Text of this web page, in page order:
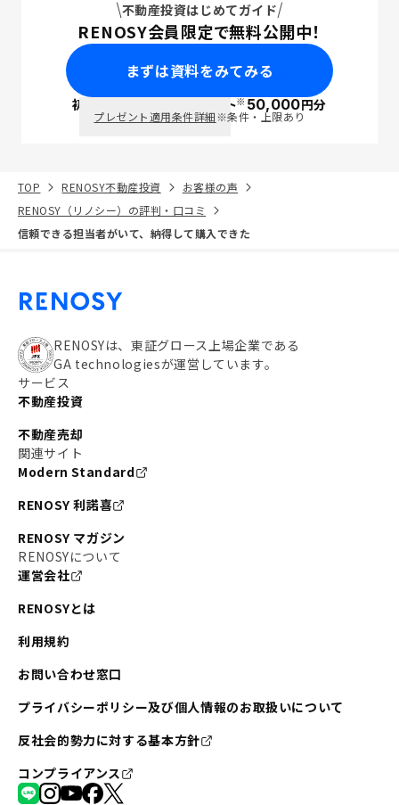
不動産投資はじめてガイド
RENOSY会員限定で無料公開中！
まずは資料をみてみる
初回面談で ポイント※50,000円分
プレゼント適用条件詳細※条件・上限あり
TOP RENOSY不動産投資
お客様の声
RENOSY（リノシー）の評判・口コミ
信頼できる担当者がいて、納得して購入できた
RENOSYは、東証グロース上場企業である
GA technologiesが運営しています。
サービス
不動産投資
不動産売却
関連サイト
Modern Standard
RENOSY 利諾喜
RENOSY マガジン
RENOSYについて
運営会社
RENOSYとは
利用規約
お問い合わせ窓口
プライバシーポリシー及び個人情報のお取扱いについて
反社会的勢力に対する基本方針
コンプライアンス